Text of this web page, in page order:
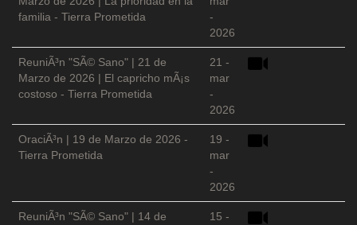
familia - Tierra Prometida
-
2026
ReuniÃ³n "SÃ© Sano" | 21 de
Marzo de 2026 | El capricho mÃ¡s
costoso - Tierra Prometida
21 -
mar
-
2026
OraciÃ³n | 19 de Marzo de 2026 -
Tierra Prometida
19 -
mar
-
2026
ReuniÃ³n "SÃ© Sano" | 14 de
15 -